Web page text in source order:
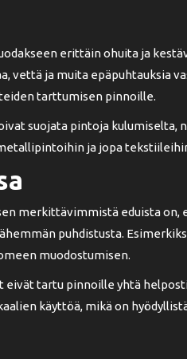
erittäin ohuita ja
vettä ja muita epäpuhtauksia
tarttumisen pinnoille.
suojata pintoja kulumiselta,
ja jopa
merkittävimmistä eduista
puhdistusta.
muodostumisen.
tartu pinnoille yhtä
käyttöä, mikä on